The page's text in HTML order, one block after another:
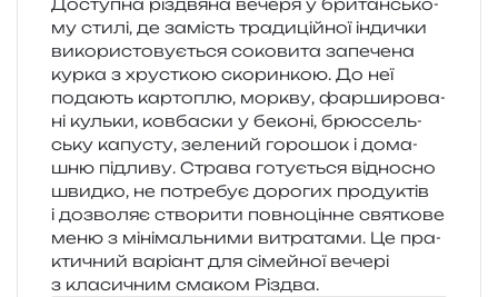
Доступна різдвя­на вече­ря у бри­тан­сько­
му стилі, де замість тра­ди­цій­ної інди­чки
вико­ри­сто­ву­є­ться соко­ви­та запе­че­на
курка з хрус­ткою ско­рин­кою. До неї
пода­ють кар­то­плю, мор­кву, фар­ши­ро­ва­
ні куль­ки, ков­ба­ски у беко­ні, брюс­сель­
ську капу­сту, зеле­ний горо­шок і дома­
шню під­ли­ву. Страва готу­є­ться від­но­сно
швид­ко, не потре­бує доро­гих про­ду­ктів
і дозво­ляє ство­ри­ти пов­но­цін­не свя­тко­ве
меню з міні­маль­ни­ми витра­та­ми. Це пра­
кти­чний варі­ант для сімей­ної вече­рі
з кла­си­чним сма­ком Різдва.